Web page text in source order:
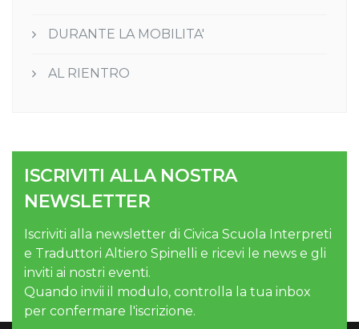
DURANTE LA MOBILITA'
AL RIENTRO
ISCRIVITI ALLA NOSTRA
NEWSLETTER
Iscriviti alla newsletter di Civica Scuola Interpreti
e Traduttori Altiero Spinelli e ricevi le news e gli
inviti ai nostri eventi.
Quando invii il modulo, controlla la tua inbox
per confermare l'iscrizione.